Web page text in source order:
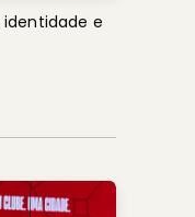
identidade e